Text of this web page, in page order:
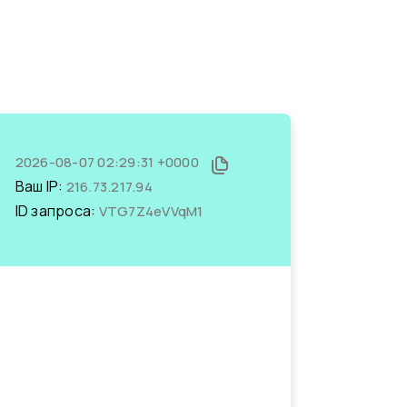
2026-08-07 02:29:31 +0000
Ваш IP: 216.73.217.94
ID запроса: VTG7Z4eVVqM1